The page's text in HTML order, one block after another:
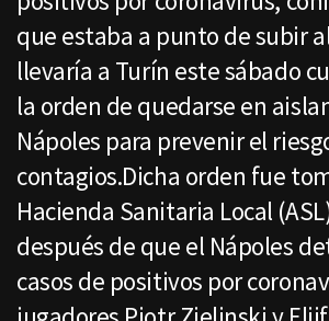
que estaba a punto de subir
llevaría a Turín este sábado
la orden de quedarse en
Nápoles para prevenir el
contagios.Dicha orden fue
Hacienda Sanitaria Local
después de que el Nápoles
casos de positivos por